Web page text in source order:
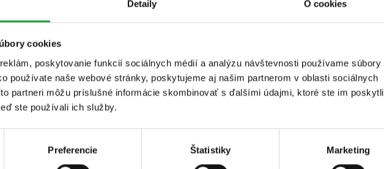
Detaily O cookies
cookies
poskytovanie funkcií sociálnych médií a analýzu návštevnosti používame súbory
používate naše webové stránky, poskytujeme aj našim partnerom v oblasti sociálnych
partneri môžu príslušné informácie skombinovať s ďalšími údajmi, ktoré ste im poskytli
ste používali ich služby.
Preferencie Štatistiky Marketing